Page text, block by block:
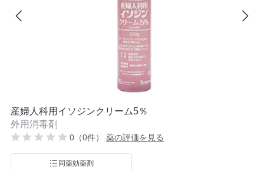
産婦人科用イソジンクリーム5％
外用消毒剤
0（0件） 薬の評価を見る
同薬効薬剤